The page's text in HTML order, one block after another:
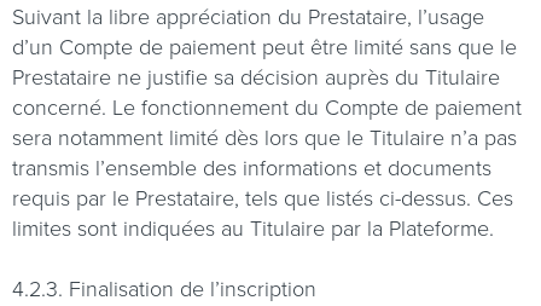
Suivant la libre appréciation du Prestataire, l’usage
d’un Compte de paiement peut être limité sans que le
Prestataire ne justifie sa décision auprès du Titulaire
concerné. Le fonctionnement du Compte de paiement
sera notamment limité dès lors que le Titulaire n’a pas
transmis l’ensemble des informations et documents
requis par le Prestataire, tels que listés ci-dessus. Ces
limites sont indiquées au Titulaire par la Plateforme.
4.2.3. Finalisation de l’inscription